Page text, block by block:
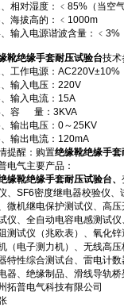
相对湿度：﹤85%（当空
海拔高的：﹤1000m
输入电源谐波含量：﹤3%
靴绝缘手套耐压试验台技术
工作电源：AC220V±10%
输入电压：220V
输入电流：15A
容 量：3KVA
输出电压：0～25KV
输出电流：120mA
提醒：购置绝缘靴绝缘手套
电气主要产品：
缘靴绝缘手套耐压试验台、
、SF6密度继电器校验仪
微机继电保护测试仪、高
仪、全自动电容电感测试
测试仪（兆欧表）、氧化
（电子测力机）、无线高
特性综合测试台、雷电计
器、绝缘制品、滑线导轨桥
拓普电气科技有限公司